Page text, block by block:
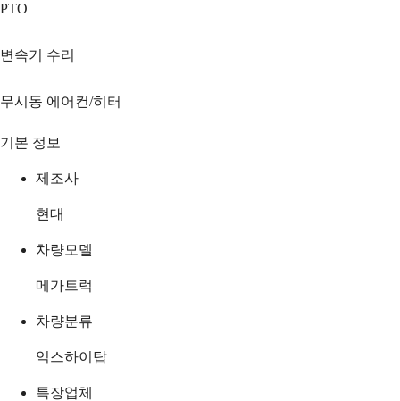
PTO
변속기 수리
무시동 에어컨/히터
기본 정보
제조사
현대
차량모델
메가트럭
차량분류
익스하이탑
특장업체